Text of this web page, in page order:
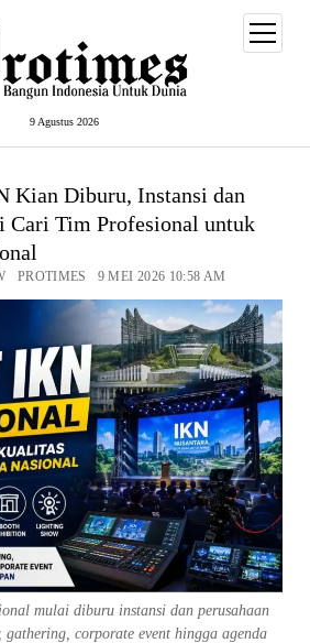
9 Agustus 2026
open
menu
Kian Diburu, Instansi dan
Cari Tim Profesional untuk
PROTIMES 9 MEI 2026 10:58 AM
mulai diburu instansi dan perusahaan
gathering, corporate event hingga agenda